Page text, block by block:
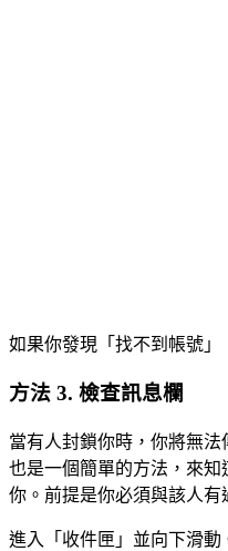
如果你發現「找不到帳號」
方法 3. 檢查訊息欄
當有人封鎖你時，你將無
也是一個簡單的方法，來知
你。前提是你必須與該人有
進入「收件匣」並向下滑動